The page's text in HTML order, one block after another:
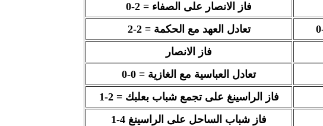
فاز الانصار على الصفاء = 2-0
تعادل العهد مع الحكمة = 2-2
فاز الانصار
تعادل العباسية مع الغازية = 0-0
فاز الراسينغ على تجمع شباب بعلبك = 2-1
فاز شباب الساحل على الراسينغ 4-1